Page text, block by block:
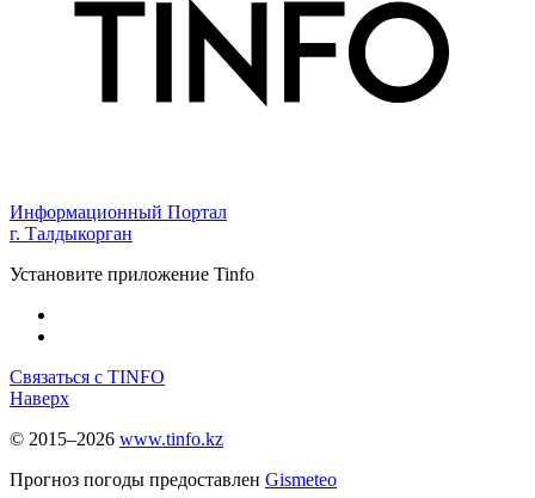
Информационный Портал
г. Талдыкорган
Установите приложение Tinfo
Связаться с TINFO
Наверх
© 2015–2026 www.tinfo.kz
Прогноз погоды предоставлен Gismeteo